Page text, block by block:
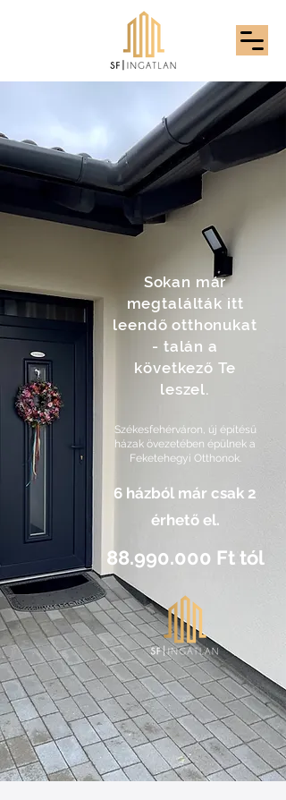
Sokan már
megtalálták itt
leendő otthonukat
- talán a
következő Te
leszel.
Székesfehérváron, új építésű
házak övezetében épülnek a
Feketehegyi Otthonok.
88.990.000 Ft tól
6 házból már csak 2
érhető el.